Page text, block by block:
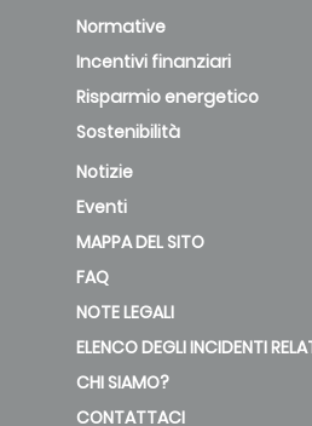
Normative
Incentivi finanziari
Risparmio energetico
Sostenibilità
Notizie
Eventi
MAPPA DEL SITO
FAQ
NOTE LEGALI
ELENCO DEGLI INCIDENTI
CHI SIAMO?
CONTATTACI